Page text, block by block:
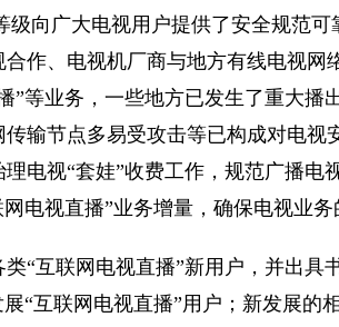
向广大电视用户提供了安全规范可
作、电视机厂商与地方有线电视网
”等业务，一些地方已发生了重大播
输节点多易受攻击等已构成对电视
电视“套娃”收费工作，规范广播电
电视直播”业务增量，确保电视业务
“互联网电视直播”新用户，并出具
“互联网电视直播”用户；新发展的